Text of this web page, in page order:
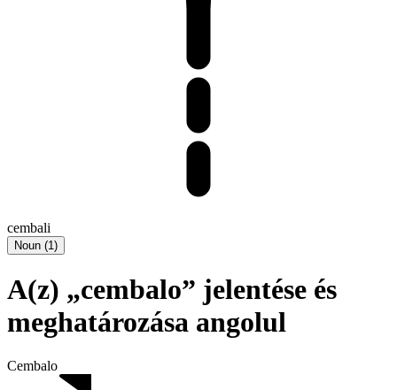
cembali
Noun (1)
A(z) „cembalo” jelentése és
meghatározása angolul
Cembalo